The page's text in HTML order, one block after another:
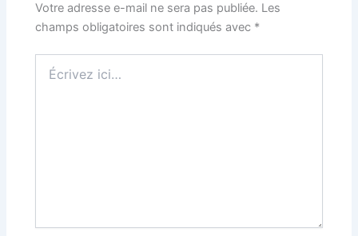
Votre adresse e-mail ne sera pas publiée. Les
champs obligatoires sont indiqués avec *
ici…